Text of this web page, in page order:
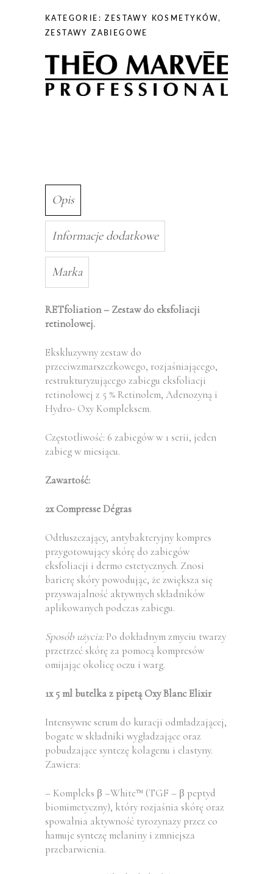
KATEGORIE:ZESTAWY KOSMETYKÓW,
ZESTAWY ZABIEGOWE
Opis
Informacje dodatkowe
Marka
RETfoliation – Zestaw do eksfoliacji
retinolowej.
Ekskluzywny zestaw do
przeciwzmarszczkowego, rozjaśniającego,
restrukturyzującego zabiegu eksfoliacji
retinolowej z 5 % Retinolem, Adenozyną i
Hydro- Oxy Kompleksem.
Częstotliwość: 6 zabiegów w 1 serii, jeden
zabieg w miesiącu.
Zawartość:
2x Compresse Dégras
Odtłuszczający, antybakteryjny kompres
przygotowujący skórę do zabiegów
eksfoliacji i dermo estetycznych. Znosi
barierę skóry powodując, że zwiększa się
przyswajalność aktywnych składników
aplikowanych podczas zabiegu.
Sposób użycia:Po dokładnym zmyciu twarzy
przetrzeć skórę za pomocą kompresów
omijając okolicę oczu i warg.
1x 5 ml butelka z pipetą Oxy Blanc Elixir
Intensywne serum do kuracji odmładzającej,
bogate w składniki wygładzające oraz
pobudzające syntezę kolagenu i elastyny.
Zawiera:
– Kompleks β –White™ (TGF – β peptyd
biomimetyczny), który rozjaśnia skórę oraz
spowalnia aktywność tyrozynazy przez co
hamuje syntezę melaniny i zmniejsza
przebarwienia.